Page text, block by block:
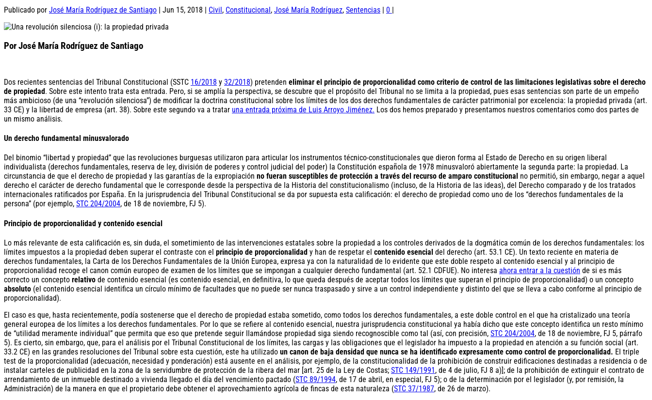
Publicado por José María Rodríguez de Santiago Jun 15, 2018 Civil , Constitucional , José María Rodríguez, Sentencias 0
Por José María Rodríguez de Santiago
Dos recientes sentencias del Tribunal Constitucional (SSTC 16/2018 y 32/2018) pretenden eliminar el principio de proporcionalidad como criterio de control de las limitaciones legislativas sobre el derecho
de propiedad. Sobre este intento trata esta entrada. Pero, si se amplía la perspectiva, se descubre que el propósito del Tribunal no se limita a la propiedad, pues esas sentencias son parte de un empeño
más ambicioso (de una “revolución silenciosa”) de modificar la doctrina constitucional sobre los límites de los dos derechos fundamentales de carácter patrimonial por excelencia: la propiedad privada (art.
33 CE) y la libertad de empresa (art. 38). Sobre este segundo va a tratar una entrada próxima de Luis Arroyo Jiménez. Los dos hemos preparado y presentamos nuestros comentarios como dos partes de
un mismo análisis.
Un derecho fundamental minusvalorado
Del binomio “libertad y propiedad” que las revoluciones burguesas utilizaron para articular los instrumentos técnico-constitucionales que dieron forma al Estado de Derecho en su origen liberal
individualista (derechos fundamentales, reserva de ley, división de poderes y control judicial del poder) la Constitución española de 1978 minusvaloró abiertamente la segunda parte: la propiedad. La
circunstancia de que el derecho de propiedad y las garantías de la expropiación no fueran susceptibles de protección a través del recurso de amparo constitucional no permitió, sin embargo, negar a aquel
derecho el carácter de derecho fundamental que le corresponde desde la perspectiva de la Historia del constitucionalismo (incluso, de la Historia de las ideas), del Derecho comparado y de los tratados
internacionales ratificados por España. En la jurisprudencia del Tribunal Constitucional se da por supuesta esta calificación: el derecho de propiedad como uno de los “derechos fundamentales de la
persona” (por ejemplo, STC 204/2004, de 18 de noviembre, FJ 5).
Principio de proporcionalidad y contenido esencial
Lo más relevante de esta calificación es, sin duda, el sometimiento de las intervenciones estatales sobre la propiedad a los controles derivados de la dogmática común de los derechos fundamentales: los
límites impuestos a la propiedad deben superar el contraste con el principio de proporcionalidad y han de respetar el contenido esencial del derecho (art. 53.1 CE). Un texto reciente en materia de
derechos fundamentales, la Carta de los Derechos Fundamentales de la Unión Europea, expresa ya con la naturalidad de lo evidente que este doble respeto al contenido esencial y al principio de
proporcionalidad recoge el canon común europeo de examen de los límites que se impongan a cualquier derecho fundamental (art. 52.1 CDFUE). No interesa ahora entrar a la cuestión de si es más
correcto un concepto relativo de contenido esencial (es contenido esencial, en definitiva, lo que queda después de aceptar todos los límites que superan el principio de proporcionalidad) o un concepto
absoluto (el contenido esencial identifica un círculo mínimo de facultades que no puede ser nunca traspasado y sirve a un control independiente y distinto del que se lleva a cabo conforme al principio de
proporcionalidad).
El caso es que, hasta recientemente, podía sostenerse que el derecho de propiedad estaba sometido, como todos los derechos fundamentales, a este doble control en el que ha cristalizado una teoría
general europea de los límites a los derechos fundamentales. Por lo que se refiere al contenido esencial, nuestra jurisprudencia constitucional ya había dicho que este concepto identifica un resto mínimo
de “utilidad meramente individual” que permita que eso que pretende seguir llamándose propiedad siga siendo recognoscible como tal (así, con precisión, STC 204/2004, de 18 de noviembre, FJ 5, párrafo
5). Es cierto, sin embargo, que, para el análisis por el Tribunal Constitucional de los límites, las cargas y las obligaciones que el legislador ha impuesto a la propiedad en atención a su función social (art.
33.2 CE) en las grandes resoluciones del Tribunal sobre esta cuestión, este ha utilizado un canon de baja densidad que nunca se ha identificado expresamente como control de proporcionalidad. El triple
test de la proporcionalidad (adecuación, necesidad y ponderación) está ausente en el análisis, por ejemplo, de la constitucionalidad de la prohibición de construir edificaciones destinadas a residencia o de
instalar carteles de publicidad en la zona de la servidumbre de protección de la ribera del mar [art. 25 de la Ley de Costas; STC 149/1991 , de 4 de julio, FJ 8 a)]; de la prohibición de extinguir el contrato de
arrendamiento de un inmueble destinado a vivienda llegado el día del vencimiento pactado (STC 89/1994, de 17 de abril, en especial, FJ 5); o de la determinación por el legislador (y, por remisión, la
Administración) de la manera en que el propietario debe obtener el aprovechamiento agrícola de fincas de esta naturaleza (STC 37/1987, de 26 de marzo).